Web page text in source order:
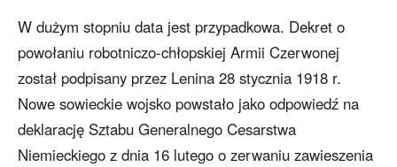
W dużym stopniu data jest przypadkowa. Dekret o
powołaniu robotniczo-chłopskiej Armii Czerwonej
został podpisany przez Lenina 28 stycznia 1918 r.
Nowe sowieckie wojsko powstało jako odpowiedź na
deklarację Sztabu Generalnego Cesarstwa
Niemieckiego z dnia 16 lutego o zerwaniu zawieszenia